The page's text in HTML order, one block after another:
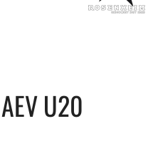
AEV U20